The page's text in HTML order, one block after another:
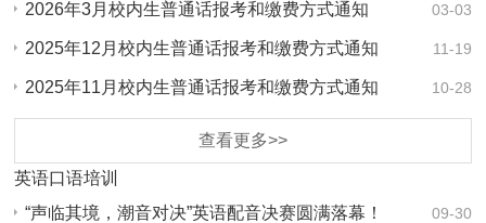
03-03
2026年3月校内生普通话报考和缴费方式通知
11-19
2025年12月校内生普通话报考和缴费方式通知
10-28
2025年11月校内生普通话报考和缴费方式通知
查看更多>>
英语口语培训
09-30
“声临其境，潮音对决”英语配音决赛圆满落幕！